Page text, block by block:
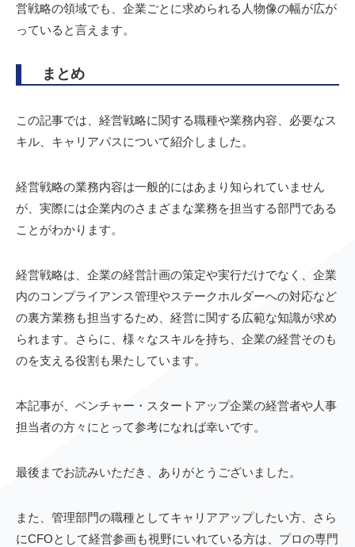
営戦略の領域でも、企業ごとに求められる人物像の幅が広が
っていると言えます。
まとめ
この記事では、経営戦略に関する職種や業務内容、必要なス
キル、キャリアパスについて紹介しました。
経営戦略の業務内容は一般的にはあまり知られていません
が、実際には企業内のさまざまな業務を担当する部門である
ことがわかります。
経営戦略は、企業の経営計画の策定や実行だけでなく、企業
内のコンプライアンス管理やステークホルダーへの対応など
の裏方業務も担当するため、経営に関する広範な知識が求め
られます。さらに、様々なスキルを持ち、企業の経営そのも
のを支える役割も果たしています。
本記事が、ベンチャー・スタートアップ企業の経営者や人事
担当者の方々にとって参考になれば幸いです。
最後までお読みいただき、ありがとうございました。
また、管理部門の職種としてキャリアアップしたい方、さら
にCFOとして経営参画も視野にいれている方は、プロの専門